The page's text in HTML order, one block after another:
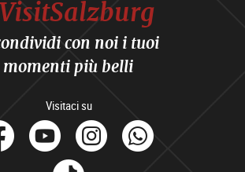
con noi i tuoi
momenti più belli
Visitaci su
facebook
YoutubeInstagram